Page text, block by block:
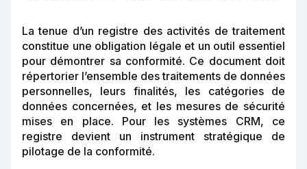
La tenue d’un registre des activités de traitement
constitue une obligation légale et un outil essentiel
pour démontrer sa conformité. Ce document doit
répertorier l’ensemble des traitements de données
personnelles, leurs finalités, les catégories de
données concernées, et les mesures de sécurité
mises en place. Pour les systèmes CRM, ce
registre devient un instrument stratégique de
pilotage de la conformité.